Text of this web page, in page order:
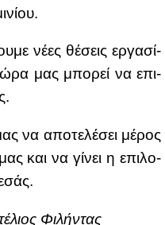
νέ­ες θέ­σεις ερ­γα­σί­
μας μπο­ρεί να επι­
να απο­τε­λέ­σει μέ­ρος
και να γί­νει η επι­λο­
Φι­λή­ντας